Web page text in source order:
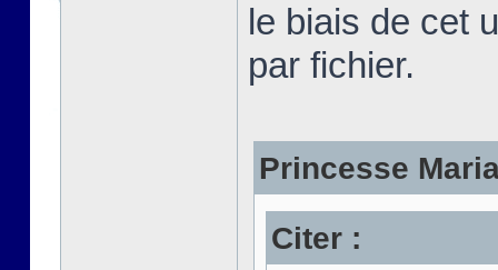
le biais de cet
par fichier.
Princesse
Citer :